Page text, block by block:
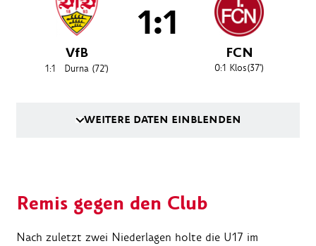
VfB
1:1 Durna (72')
1:1
FCN
0:1 Klos(37')
WEITERE DATEN EINBLENDEN
Remis gegen den Club
Nach zuletzt zwei Niederlagen holte die U17 im